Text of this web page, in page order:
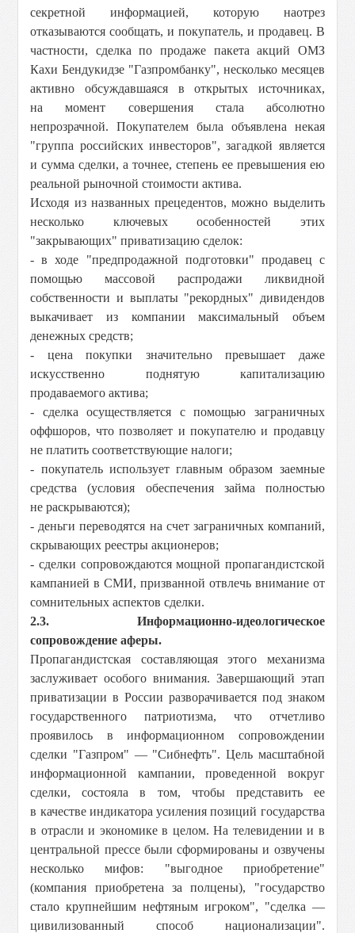
секретной информацией, которую наотрез
отказываются сообщать, и покупатель, и продавец. В
частности, сделка по продаже пакета акций ОМЗ
Кахи Бендукидзе "Газпромбанку", несколько месяцев
активно обсуждавшаяся в открытых источниках,
на момент совершения стала абсолютно
непрозрачной. Покупателем была объявлена некая
"группа российских инвесторов", загадкой является
и сумма сделки, а точнее, степень ее превышения ею
реальной рыночной стоимости актива.
Исходя из названных прецедентов, можно выделить
несколько ключевых особенностей этих
"закрывающих" приватизацию сделок:
- в ходе "предпродажной подготовки" продавец с
помощью массовой распродажи ликвидной
собственности и выплаты "рекордных" дивидендов
выкачивает из компании максимальный объем
денежных средств;
- цена покупки значительно превышает даже
искусственно поднятую капитализацию
продаваемого актива;
- сделка осуществляется с помощью заграничных
оффшоров, что позволяет и покупателю и продавцу
не платить соответствующие налоги;
- покупатель использует главным образом заемные
средства (условия обеспечения займа полностью
не раскрываются);
- деньги переводятся на счет заграничных компаний,
скрывающих реестры акционеров;
- сделки сопровождаются мощной пропагандистской
кампанией в СМИ, призванной отвлечь внимание от
сомнительных аспектов сделки.
2.3. Информационно-идеологическое
сопровождение аферы.
Пропагандистская составляющая этого механизма
заслуживает особого внимания. Завершающий этап
приватизации в России разворачивается под знаком
государственного патриотизма, что отчетливо
проявилось в информационном сопровождении
сделки "Газпром" — "Сибнефть". Цель масштабной
информационной кампании, проведенной вокруг
сделки, состояла в том, чтобы представить ее
в качестве индикатора усиления позиций государства
в отрасли и экономике в целом. На телевидении и в
центральной прессе были сформированы и озвучены
несколько мифов: "выгодное приобретение"
(компания приобретена за полцены), "государство
стало крупнейшим нефтяным игроком", "сделка —
цивилизованный способ национализации".